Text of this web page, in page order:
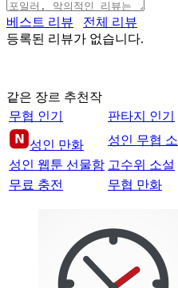
베스트 리뷰
전체 리뷰
등록된 리뷰가 없습니다.
같은 장르 추천작
무협 인기
판타지 인기
성인 만화
성인 무협
성인 웹툰 선물함 고수위 소설
무료 충전
무협 만화